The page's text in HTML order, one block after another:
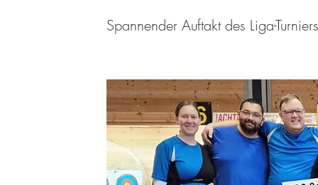
Spannender Auftakt des Liga-